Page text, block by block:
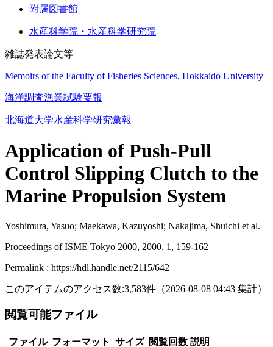
附属図書館
水産科学院・水産科学研究院
雑誌発表論文等
Memoirs of the Faculty of Fisheries Sciences, Hokkaido University
海洋調査漁業試験要報
北海道大学水産科学研究彙報
Application of Push-Pull
Control Slipping Clutch to the
Marine Propulsion System
Yoshimura, Yasuo; Maekawa, Kazuyoshi; Nakajima, Shuichi et al.
Proceedings of ISME Tokyo 2000, 2000, 1, 159-162
Permalink : https://hdl.handle.net/2115/642
このアイテムのアクセス数:3,583件 （2026-08-08 04:43 集計）
閲覧可能ファイル
ファイル フォーマット サイズ 閲覧回数 説明